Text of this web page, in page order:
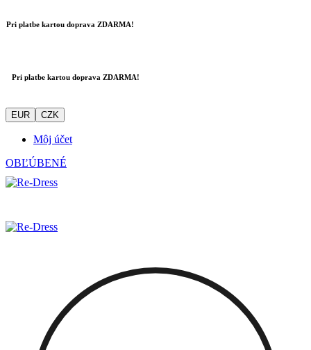
Pri platbe kartou doprava ZDARMA!
Pri platbe kartou doprava ZDARMA!
EUR CZK
Môj účet
OBĽÚBENÉ